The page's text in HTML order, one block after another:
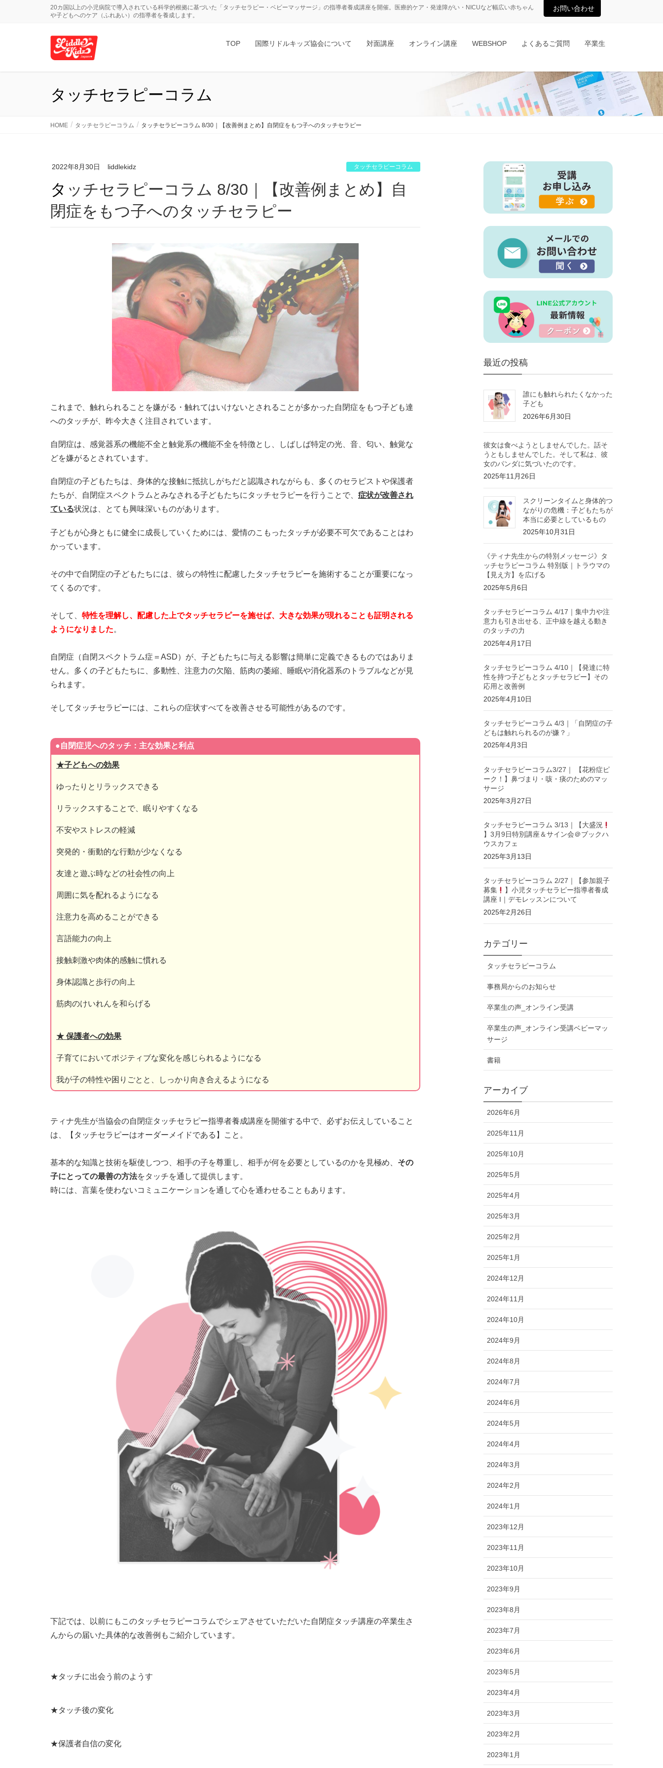
20カ国以上の小児病院で導入されている科学的根拠に基づいた「タッチセラピー・ベビーマッサージ」の指導者養成講座を開催。医療的ケア・発達障がい・NICUなど幅広い赤ちゃん
や子どもへのケア（ふれあい）の指導者を養成します。
お問い合わせ
TOP 国際リドルキッズ協会について 対面講座 オンライン講座 WEBSHOP よくあるご質問 卒業生
タッチセラピーコラム
HOME タッチセラピーコラム タッチセラピーコラム 8/30｜【改善例まとめ】自閉症をもつ子へのタッチセラピー
2022年8月30日 liddlekidz タッチセラピーコラム
タッチセラピーコラム 8/30｜【改善例まとめ】自
閉症をもつ子へのタッチセラピー
これまで、触れられることを嫌がる・触れてはいけないとされることが多かった自閉症をもつ子ども達
へのタッチが、昨今大きく注目されています。
自閉症は、感覚器系の機能不全と触覚系の機能不全を特徴とし、しばしば特定の光、音、匂い、触覚な
どを嫌がるとされています。
自閉症の子どもたちは、身体的な接触に抵抗しがちだと認識されながらも、多くのセラピストや保護者
たちが、自閉症スペクトラムとみなされる子どもたちにタッチセラピーを行うことで、 症状が改善され
ている状況は、とても興味深いものがあります。
子どもが心身ともに健全に成長していくためには、愛情のこもったタッチが必要不可欠であることはわ
かっています。
その中で自閉症の子どもたちには、彼らの特性に配慮したタッチセラピーを施術することが重要になっ
てくるのです。
そして、 特性を理解し、配慮した上でタッチセラピーを施せば、大きな効果が現れることも証明される
ようになりました。
自閉症（自閉スペクトラム症＝ASD）が、子どもたちに与える影響は簡単に定義できるものではありま
せん。多くの子どもたちに、多動性、注意力の欠陥、筋肉の萎縮、睡眠や消化器系のトラブルなどが見
られます。
そしてタッチセラピーには、これらの症状すべてを改善させる可能性があるのです。
●自閉症児へのタッチ：主な効果と利点
★子どもへの効果
ゆったりとリラックスできる
リラックスすることで、眠りやすくなる
不安やストレスの軽減
突発的・衝動的な行動が少なくなる
友達と遊ぶ時などの社会性の向上
周囲に気を配れるようになる
注意力を高めることができる
言語能力の向上
接触刺激や肉体的感触に慣れる
身体認識と歩行の向上
筋肉のけいれんを和らげる
★ 保護者への効果
子育てにおいてポジティブな変化を感じられるようになる
我が子の特性や困りごとと、しっかり向き合えるようになる
ティナ先生が当協会の自閉症タッチセラピー指導者養成講座を開催する中で、必ずお伝えしていること
は、【タッチセラピーはオーダーメイドである】こと。
基本的な知識と技術を駆使しつつ、相手の子を尊重し、相手が何を必要としているのかを見極め、 その
子にとっての最善の方法をタッチを通して提供します。
時には、言葉を使わないコミュニケーションを通して心を通わせることもあります。
下記では、以前にもこのタッチセラピーコラムでシェアさせていただいた自閉症タッチ講座の卒業生さ
んからの届いた具体的な改善例もご紹介しています。
★タッチに出会う前のようす
★タッチ後の変化
★保護者自信の変化
最近の投稿
誰にも触れられたくなかった
子ども
2026年6月30日
彼女は食べようとしませんでした。話そ
うともしませんでした。そして私は、彼
女のパンダに気づいたのです。
2025年11月26日
スクリーンタイムと身体的つ
ながりの危機：子どもたちが
本当に必要としているもの
2025年10月31日
《ティナ先生からの特別メッセージ》タ
ッチセラピーコラム 特別版｜トラウマの
【見え方】を広げる
2025年5月6日
タッチセラピーコラム 4/17｜集中力や注
意力も引き出せる、正中線を越える動き
のタッチの力
2025年4月17日
タッチセラピーコラム 4/10｜【発達に特
性を持つ子どもとタッチセラピー】その
応用と改善例
2025年4月10日
タッチセラピーコラム 4/3｜「自閉症の子
どもは触れられるのが嫌？」
2025年4月3日
タッチセラピーコラム3/27｜ 【花粉症ピ
ーク！】鼻づまり・咳・痰のためのマッ
サージ
2025年3月27日
タッチセラピーコラム 3/13｜【大盛況
】3月9日特別講座＆サイン会＠ブックハ
ウスカフェ
2025年3月13日
タッチセラピーコラム 2/27｜【参加親子
募集
】小児タッチセラピー指導者養成
講座 I｜デモレッスンについて
2025年2月26日
カテゴリー
タッチセラピーコラム
事務局からのお知らせ
卒業生の声_オンライン受講
卒業生の声_オンライン受講ベビーマッ
サージ
書籍
アーカイブ
2026年6月
2025年11月
2025年10月
2025年5月
2025年4月
2025年3月
2025年2月
2025年1月
2024年12月
2024年11月
2024年10月
2024年9月
2024年8月
2024年7月
2024年6月
2024年5月
2024年4月
2024年3月
2024年2月
2024年1月
2023年12月
2023年11月
2023年10月
2023年9月
2023年8月
2023年7月
2023年6月
2023年5月
2023年4月
2023年3月
2023年2月
2023年1月